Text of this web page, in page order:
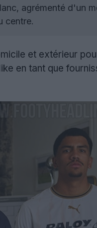
agrémenté d'un
centre.
et extérieur
en tant que